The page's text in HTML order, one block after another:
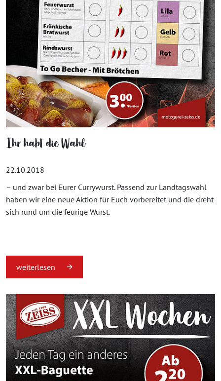
Ihr habt die Wahl
22.10.2018
– und zwar bei Eurer Currywurst. Passend zur Landtagswahl
haben wir eine neue Aktion für Euch vorbereitet und die dreht
sich rund um die feurige Wurst.
weiterlesen